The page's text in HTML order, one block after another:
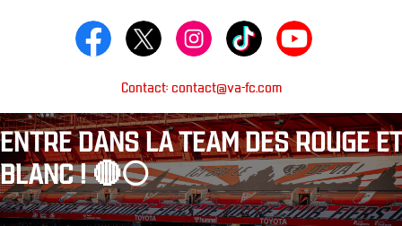
Contact: contact@va-fc.com
ENTRE DANS LA TEAM DES ROUGE ET
BLANC ! 🔴⚪️